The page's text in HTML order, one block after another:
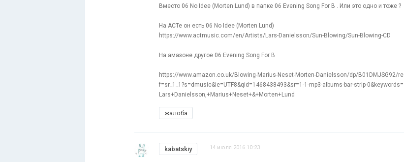
Вместо 06 No Idee (Morten Lund) в папке 06 Evening Song For B . Или это одно и тоже ?
На АСТе он есть 06 No Idee (Morten Lund)
https://www.actmusic.com/en/Artists/Lars-Danielsson/Sun-Blowing/Sun-Blowing-CD
На амазоне другое 06 Evening Song For B
https://www.amazon.co.uk/Blowing-Marius-Neset-Morten-Danielsson/dp/B01DMJSG92/re
f=sr_1_1?s=dmusic&ie=UTF8&qid=1468438493&sr=1-1-mp3-albums-bar-strip-0&keywords=
Lars+Danielsson,+Marius+Neset+&+Morten+Lund
жалоба
kabatskiy 14 июля 2016 10:23